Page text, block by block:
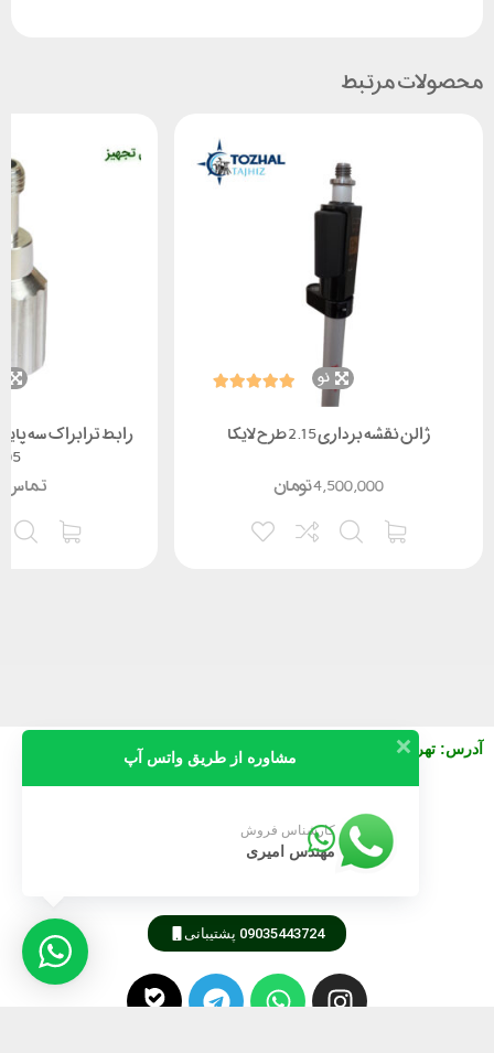
محصولات مرتبط
نو
ژالن نقشه برداری 2.15 طرح لایکا
تومان4,500,000
رابط ترابراک سه
تماس
آدرس: تهران خیابان نصرت شرقی بعد از جمالزاده پلاک 130 واحد3
09035443724 پشتیبانی
مشاوره از طریق واتس آپ
کارشناس فروش
مهندس امیری